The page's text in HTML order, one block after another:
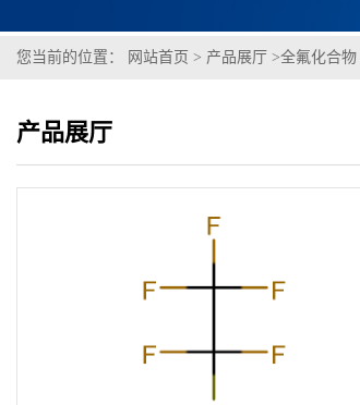
您当前的位置： 网站首页 > 产品展厅 >全氟化合物
产品展厅